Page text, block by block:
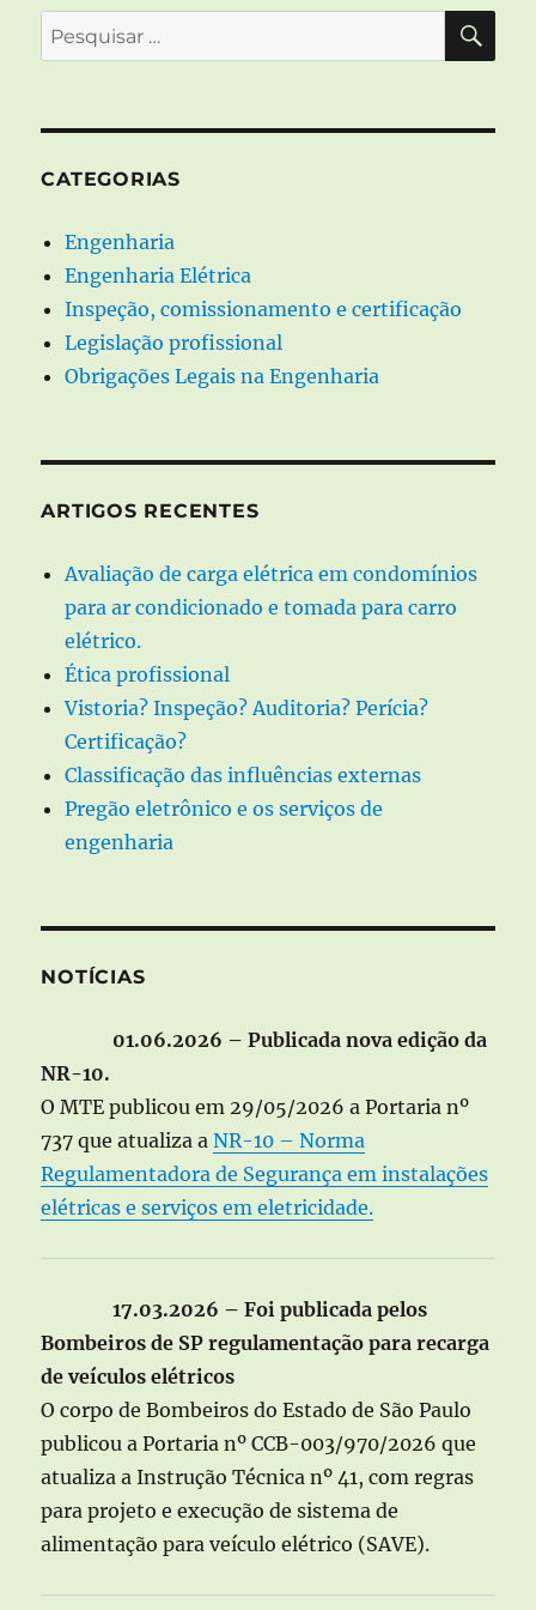
Pesquisar
por:
CATEGORIAS
Engenharia
Engenharia Elétrica
Inspeção, comissionamento e certificação
Legislação profissional
Obrigações Legais na Engenharia
ARTIGOS RECENTES
Avaliação de carga elétrica em condomínios
para ar condicionado e tomada para carro
elétrico.
Ética profissional
Vistoria? Inspeção? Auditoria? Perícia?
Certificação?
Classificação das influências externas
Pregão eletrônico e os serviços de
engenharia
NOTÍCIAS
01.06.2026 – Publicada nova edição da
NR-10.
O MTE publicou em 29/05/2026 a Portaria nº
737 que atualiza aNR-10 – Norma
Regulamentadora de Segurança em instalações
elétricas e serviços em eletricidade.
17.03.2026 – Foi publicada pelos
Bombeiros de SP regulamentação para recarga
de veículos elétricos
O corpo de Bombeiros do Estado de São Paulo
publicou a Portaria nº CCB-003/970/2026 que
atualiza a Instrução Técnica nº 41, com regras
para projeto e execução de sistema de
alimentação para veículo elétrico (SAVE).